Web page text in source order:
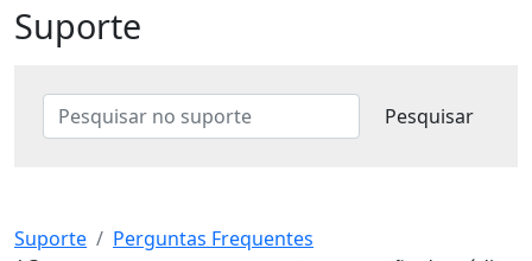
Suporte
Suporte
Perguntas Frequentes